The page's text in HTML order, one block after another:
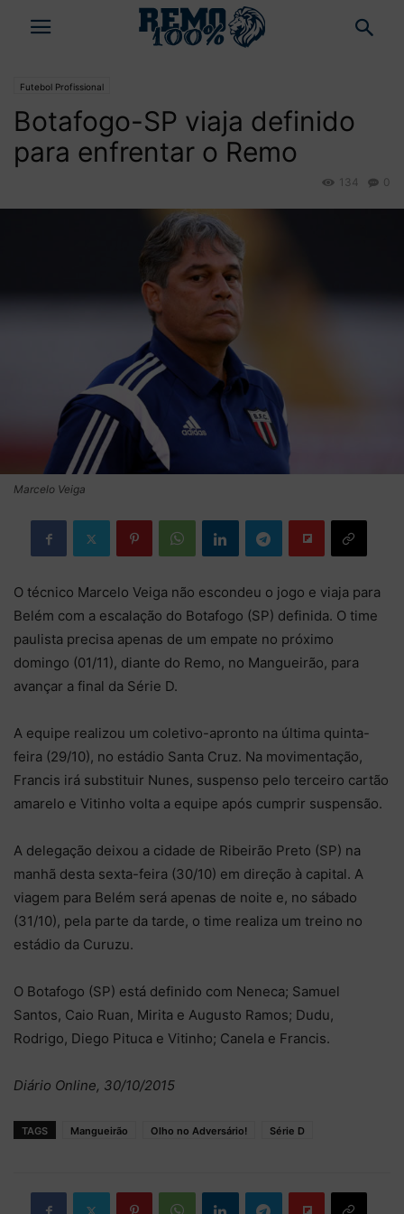
Futebol Profissional
Botafogo-SP viaja definido
para enfrentar o Remo
0
134
Marcelo Veiga
O técnico Marcelo Veiga não escondeu o jogo e viaja para
Belém com a escalação do Botafogo (SP) definida. O time
paulista precisa apenas de um empate no próximo
domingo (01/11), diante do Remo, no Mangueirão, para
avançar a final da Série D.
A equipe realizou um coletivo-apronto na última quinta-
feira (29/10), no estádio Santa Cruz. Na movimentação,
Francis irá substituir Nunes, suspenso pelo terceiro cartão
amarelo e Vitinho volta a equipe após cumprir suspensão.
A delegação deixou a cidade de Ribeirão Preto (SP) na
manhã desta sexta-feira (30/10) em direção à capital. A
viagem para Belém será apenas de noite e, no sábado
(31/10), pela parte da tarde, o time realiza um treino no
estádio da Curuzu.
O Botafogo (SP) está definido com Neneca; Samuel
Santos, Caio Ruan, Mirita e Augusto Ramos; Dudu,
Rodrigo, Diego Pituca e Vitinho; Canela e Francis.
Diário Online, 30/10/2015
TAGS Mangueirão Olho no Adversário! Série D